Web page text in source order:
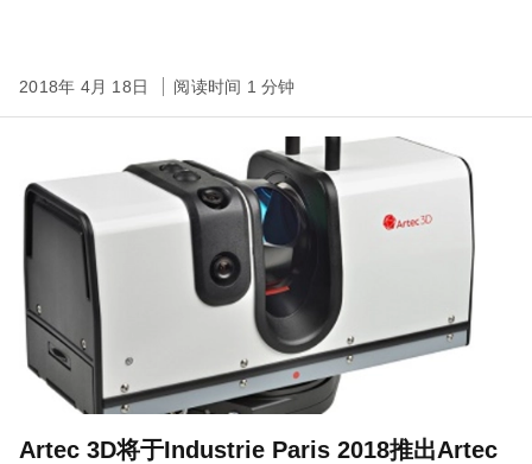
2018年 4月 18日 阅读时间 1 分钟
Artec 3D将于Industrie Paris 2018推出Artec